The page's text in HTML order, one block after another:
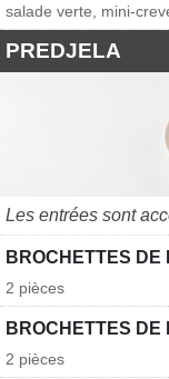
salade verte, mini-
PREDJELA
Les entrées sont
BROCHETTES DE
2 pièces
BROCHETTES DE
2 pièces